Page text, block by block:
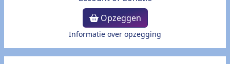
Opzeggen
Informatie over opzegging